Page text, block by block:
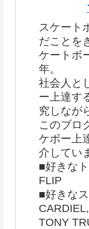
スケート
だことを
ケートボ
年。
社会人と
ー上達す
究しなが
このブロ
ケボー上
介してい
■好きな
FLIP
■好きな
TONY